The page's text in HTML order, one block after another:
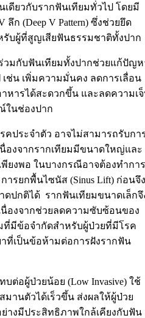
นเดียวกับรากฟันเทียมทั่วไป โดยมี
ก (Deep V Pattern) ซึ่งช่วยยึด
รับผู้ที่สูญเสียฟันธรรมชาติทั้งปาก
วมกับฟันเทียมทั้งปากช่วยแก้ปัญห
ช่น เพิ่มความมั่นคง ลดการเลื่อน
หารได้สะดวกขึ้น และลดความเ
ในช่องปาก
คประจำตัว อาจไม่สามารถรับกา
องจากรากเทียมมีขนาดใหญ่และ
ยงพอ ในบางกรณีอาจต้องทำการ
ารยกพื้นไซนัส (Sinus Lift) ก่อนจึง
ดปกติได้ รากฟันเทียมขนาดเล็กจึ
นื่องจากช่วยลดความซับซ้อนของ
ที่มีข้อจำกัดสำหรับผู้ป่วยที่มีโรค
ที่เป็นข้อห้ามต่อการฝังรากฟัน
ต่อผู้ป่วยน้อย (Low Invasive) ใช้
มานตัวได้เร็วขึ้น ส่งผลให้ผู้ป่วย
างมีประสิทธิภาพใกล้เคียงกับฟัน